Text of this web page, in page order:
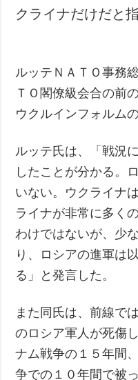
クライナだけだと
ルッテＮＡＴＯ事務
ＴＯ閣僚級会合の前
ウクルインフォルム
ルッテ氏は、「戦況
したことが分かる。
いない。ウクライナ
ライナが非常に多く
わけではないが、少
り、ロシアの進軍は
る」と発言した。
また同氏は、前線で
のロシア軍人が死傷
ナム戦争の１５年間
争での１０年間で被